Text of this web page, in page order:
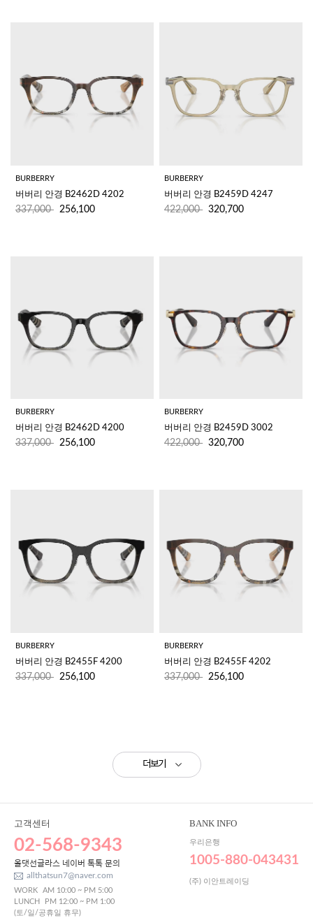
BURBERRY
버버리 안경 B2462D 4202
337,000 256,100
BURBERRY
버버리 안경 B2459D 4247
422,000 320,700
BURBERRY
버버리 안경 B2462D 4200
337,000 256,100
BURBERRY
버버리 안경 B2459D 3002
422,000 320,700
BURBERRY
버버리 안경 B2455F 4200
337,000 256,100
BURBERRY
버버리 안경 B2455F 4202
337,000 256,100
더보기
고객센터
02-568-9343
올댓선글라스 네이버 톡톡 문의
allthatsun7@naver.com
WORK
AM 10:00 ~ PM 5:00
LUNCH
PM 12:00 ~ PM 1:00
(토/일/공휴일 휴무)
BANK INFO
우리은행
1005-880-043431
(주) 이안트레이딩